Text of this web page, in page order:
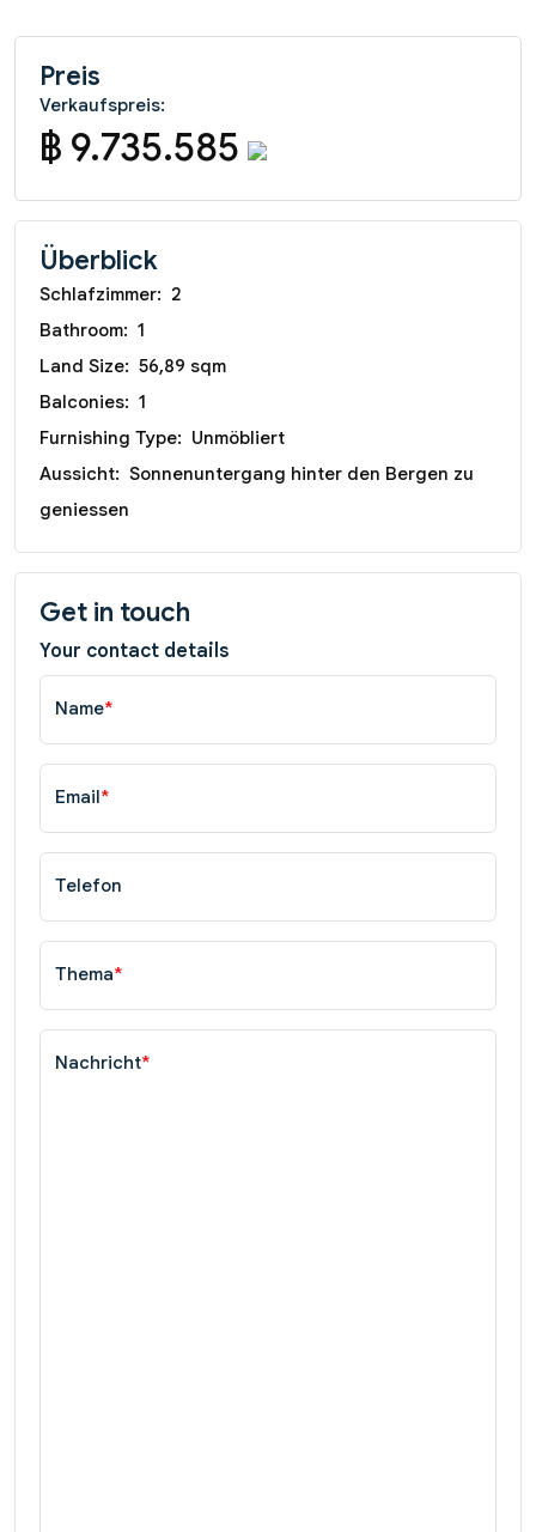
Preis
Verkaufspreis:
฿ 9.735.585
Überblick
Schlafzimmer: 2
Bathroom: 1
Land Size: 56,89 sqm
Balconies: 1
Furnishing Type: Unmöbliert
Aussicht: Sonnenuntergang hinter den Bergen zu
geniessen
Get in touch
Your contact details
Name*
Email*
Telefon
Thema*
Nachricht*